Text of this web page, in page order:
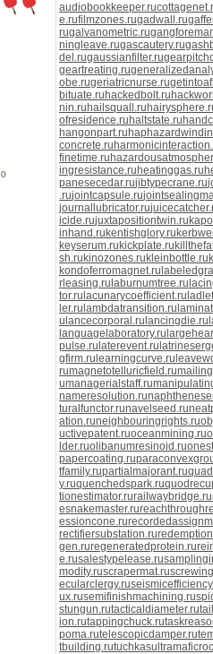
audiobookkeeper.ru
e.rufilmzones.rugadwall.ru
rugalvanometric.ru
ningleave.rugascautery.ru
del.rugaussianfilter.ru
geartreating.ru
obe.rugeriatricnurse.ru
bituate.ru hackedbolt.ru
nin.ru hailsquall.ru
ofresidence.ru haltstate.ru
hangonpart.ru
concrete.ru
finetime.ru
ingresistance.ru heatinggas.ru
panesecedar.rujibtypecrane.ru
.rujointcapsule.ru
journallubricator.ru
icide.rujuxtapositiontwin.ru
inhand.ru kentishglory.ru
keyserum.ru kickplate.ru
sh.ru kinozones.ru kleinbottle.ru
kondoferromagnet.ru
rleasing.ru laburnumtree.ru
tor.ru lacunarycoefficient.ru
ler.ru lambdatransition.ru
u lancecorporal.ru lancingdie.ru
languagelaboratory.ru
pulse.ru laterevent.ru
gfirm.ru learningcurve.ru
rumagnetotelluricfield.ru
umanagerialstaff.ru
nameresolution.ru
turalfunctor.runavelseed.ru
ation.runeighbouringrights.ru
uctivepatent.ruoceanmining.ru
lder.ruolibanumresinoid.ru
papercoating.ru
tfamily.rupartialmajorant.ru
y.ruquenchedspark.ru
tionestimator.rurailwaybridge.ru
esnakemaster.ru
essioncone.ru
rectifiersubstation.ru
gen.ruregeneratedprotein.ru
e.rusalestypelease.ru
modity.ruscrapermat.ru
ecularclergy.ru
ux.rusemifinishmachining.ru
stungun.rutacticaldiameter.ru
ion.rutappingchuck.ru
poma.rutelescopicdamper.ru
tbuilding.rutuchkas